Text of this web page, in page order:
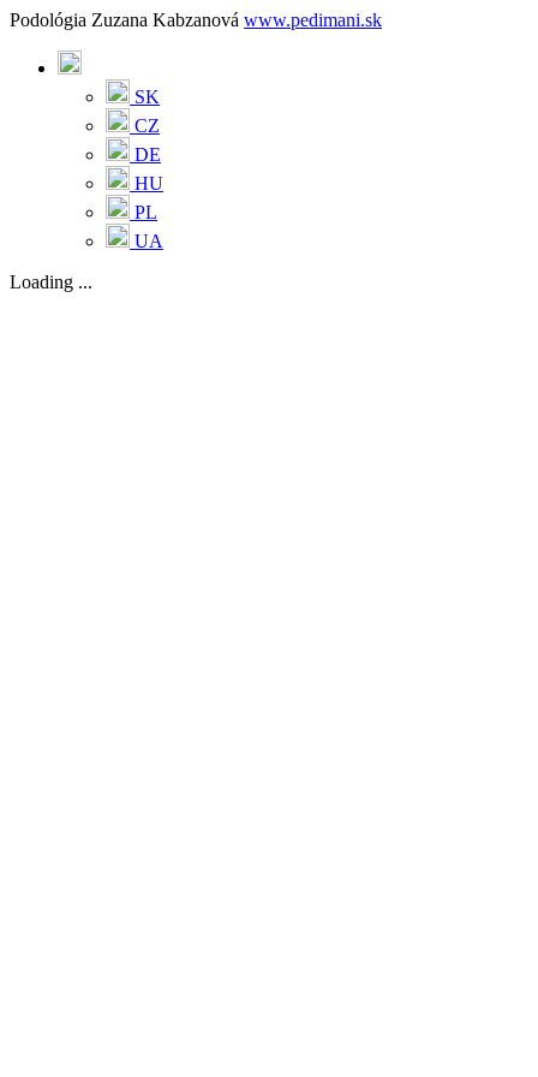
Podológia Zuzana Kabzanová www.pedimani.sk
SK
CZ
DE
HU
PL
UA
Loading ...